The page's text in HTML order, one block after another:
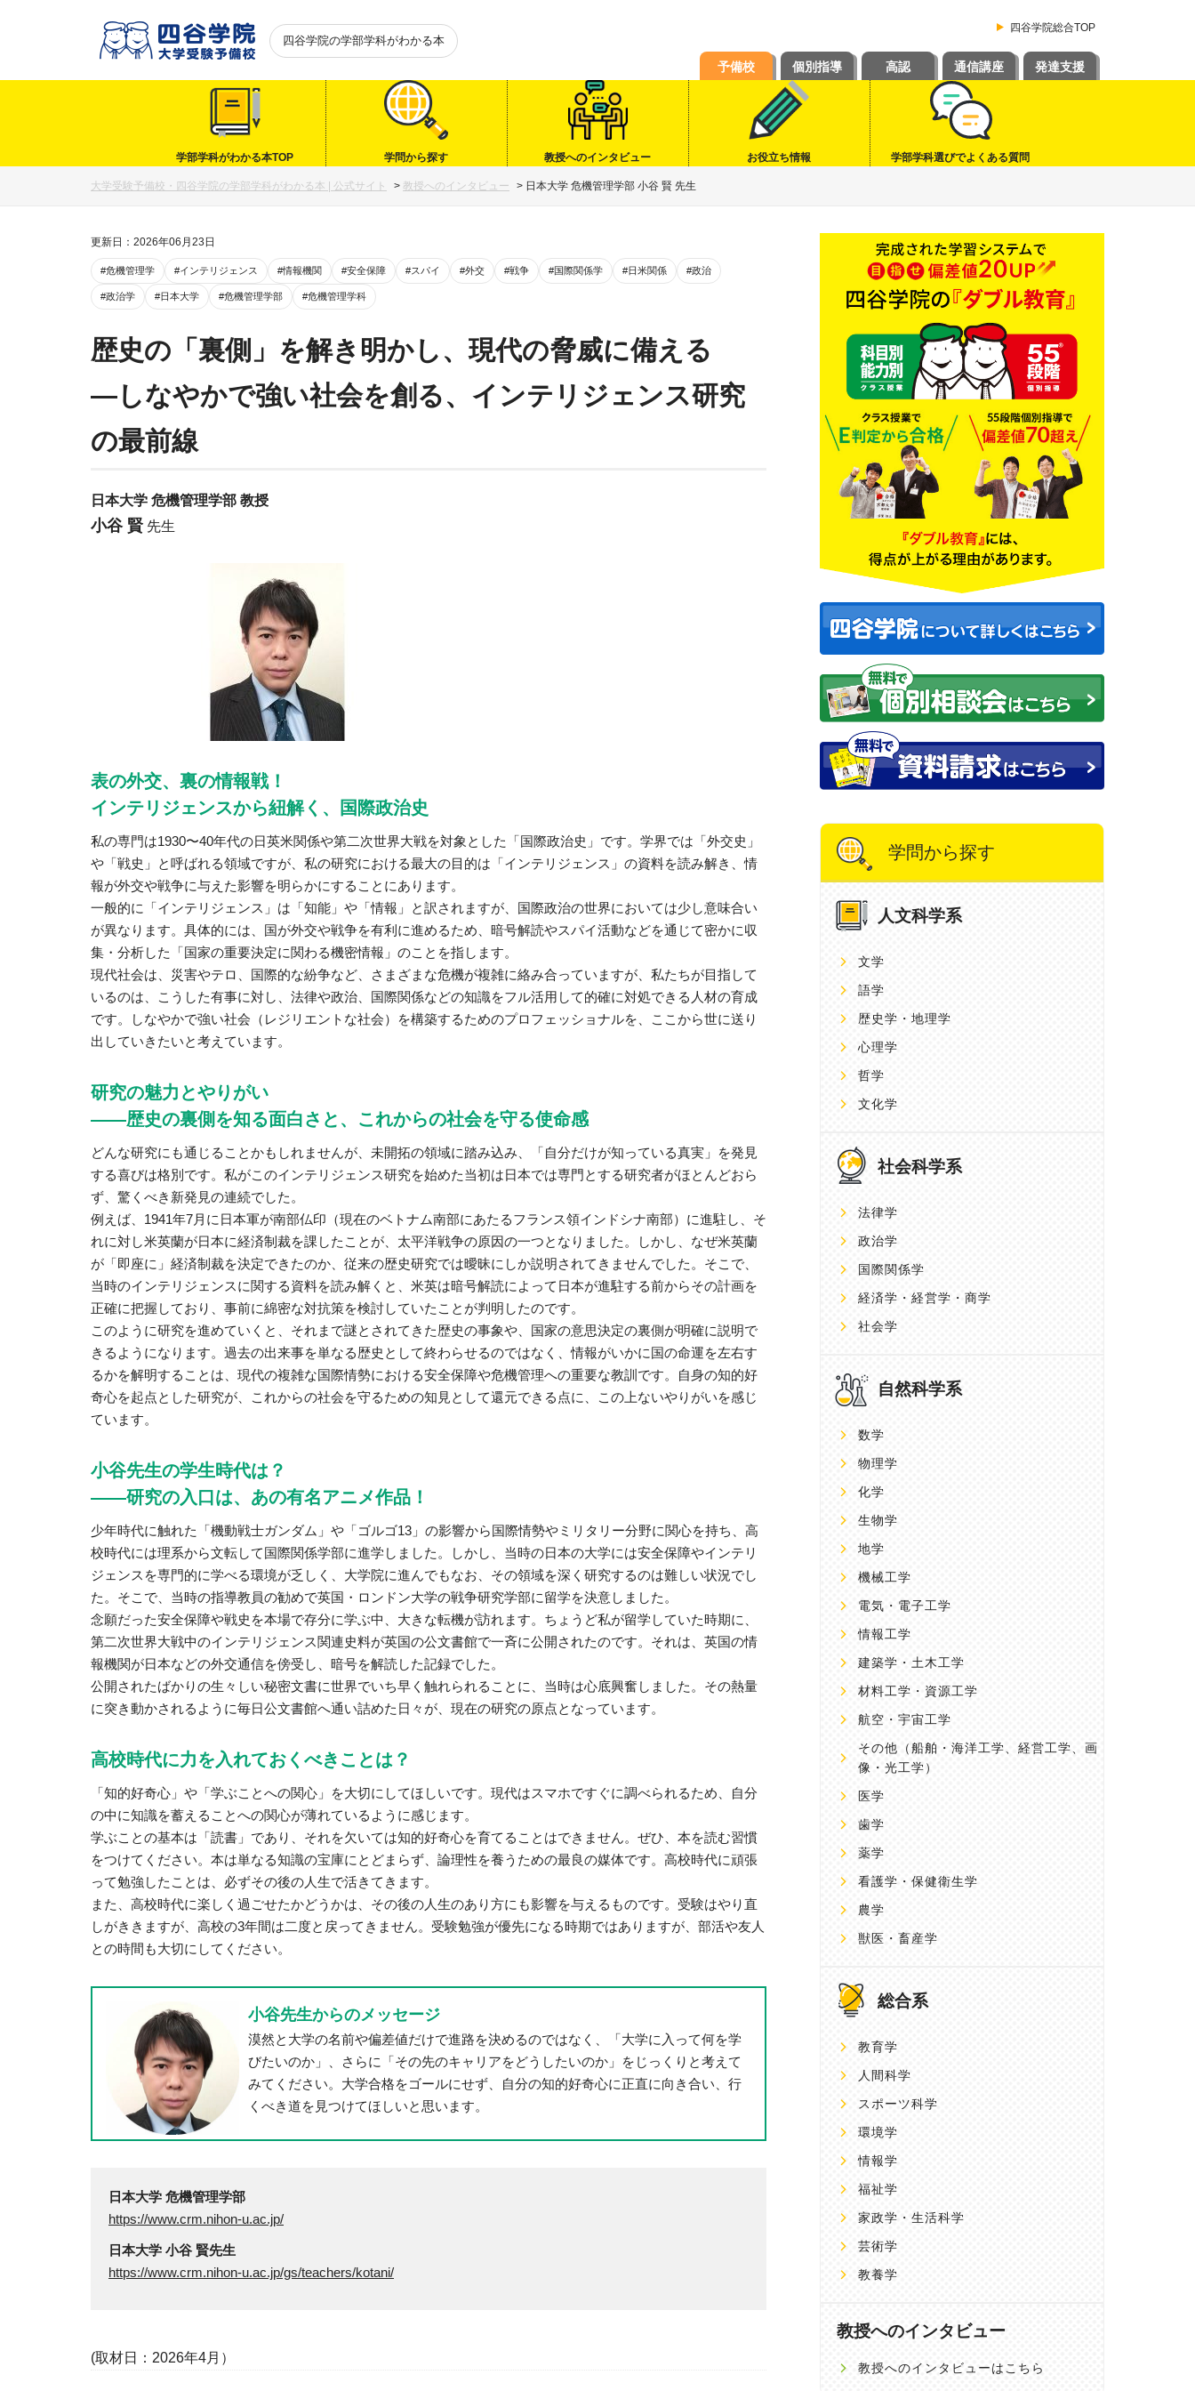
四谷学院の学部学科がわかる本
四谷学院総合TOP
予備校 個別指導 高認 通信講座 発達支援
学部学科がわかる本TOP 学問から探す 教授へのインタビュー お役立ち情報 学部学科選びでよくある質問
大学受験予備校・四谷学院の学部学科がわかる本 | 公式サイト > 教授へのインタビュー > 日本大学 危機管理学部 小谷 賢 先生
更新日：2026年06月23日
#危機管理学 #インテリジェンス #情報機関 #安全保障 #スパイ #外交 #戦争 #国際関係学 #日米関係 #政治
#政治学 #日本大学 #危機管理学部 #危機管理学科
歴史の「裏側」を解き明かし、現代の脅威に備える
―しなやかで強い社会を創る、インテリジェンス研究
の最前線
日本大学 危機管理学部 教授
小谷 賢 先生
表の外交、裏の情報戦！
インテリジェンスから紐解く、国際政治史
私の専門は1930〜40年代の日英米関係や第二次世界大戦を対象とした「国際政治史」です。学界では「外交史」
や「戦史」と呼ばれる領域ですが、私の研究における最大の目的は「インテリジェンス」の資料を読み解き、情
報が外交や戦争に与えた影響を明らかにすることにあります。
一般的に「インテリジェンス」は「知能」や「情報」と訳されますが、国際政治の世界においては少し意味合い
が異なります。具体的には、国が外交や戦争を有利に進めるため、暗号解読やスパイ活動などを通じて密かに収
集・分析した「国家の重要決定に関わる機密情報」のことを指します。
現代社会は、災害やテロ、国際的な紛争など、さまざまな危機が複雑に絡み合っていますが、私たちが目指して
いるのは、こうした有事に対し、法律や政治、国際関係などの知識をフル活用して的確に対処できる人材の育成
です。しなやかで強い社会（レジリエントな社会）を構築するためのプロフェッショナルを、ここから世に送り
出していきたいと考えています。
研究の魅力とやりがい
――歴史の裏側を知る面白さと、これからの社会を守る使命感
どんな研究にも通じることかもしれませんが、未開拓の領域に踏み込み、「自分だけが知っている真実」を発見
する喜びは格別です。私がこのインテリジェンス研究を始めた当初は日本では専門とする研究者がほとんどおら
ず、驚くべき新発見の連続でした。
例えば、1941年7月に日本軍が南部仏印（現在のベトナム南部にあたるフランス領インドシナ南部）に進駐し、そ
れに対し米英蘭が日本に経済制裁を課したことが、太平洋戦争の原因の一つとなりました。しかし、なぜ米英蘭
が「即座に」経済制裁を決定できたのか、従来の歴史研究では曖昧にしか説明されてきませんでした。そこで、
当時のインテリジェンスに関する資料を読み解くと、米英は暗号解読によって日本が進駐する前からその計画を
正確に把握しており、事前に綿密な対抗策を検討していたことが判明したのです。
このように研究を進めていくと、それまで謎とされてきた歴史の事象や、国家の意思決定の裏側が明確に説明で
きるようになります。過去の出来事を単なる歴史として終わらせるのではなく、情報がいかに国の命運を左右す
るかを解明することは、現代の複雑な国際情勢における安全保障や危機管理への重要な教訓です。自身の知的好
奇心を起点とした研究が、これからの社会を守るための知見として還元できる点に、この上ないやりがいを感じ
ています。
小谷先生の学生時代は？
――研究の入口は、あの有名アニメ作品！
少年時代に触れた「機動戦士ガンダム」や「ゴルゴ13」の影響から国際情勢やミリタリー分野に関心を持ち、高
校時代には理系から文転して国際関係学部に進学しました。しかし、当時の日本の大学には安全保障やインテリ
ジェンスを専門的に学べる環境が乏しく、大学院に進んでもなお、その領域を深く研究するのは難しい状況でし
た。そこで、当時の指導教員の勧めで英国・ロンドン大学の戦争研究学部に留学を決意しました。
念願だった安全保障や戦史を本場で存分に学ぶ中、大きな転機が訪れます。ちょうど私が留学していた時期に、
第二次世界大戦中のインテリジェンス関連史料が英国の公文書館で一斉に公開されたのです。それは、英国の情
報機関が日本などの外交通信を傍受し、暗号を解読した記録でした。
公開されたばかりの生々しい秘密文書に世界でいち早く触れられることに、当時は心底興奮しました。その熱量
に突き動かされるように毎日公文書館へ通い詰めた日々が、現在の研究の原点となっています。
高校時代に力を入れておくべきことは？
「知的好奇心」や「学ぶことへの関心」を大切にしてほしいです。現代はスマホですぐに調べられるため、自分
の中に知識を蓄えることへの関心が薄れているように感じます。
学ぶことの基本は「読書」であり、それを欠いては知的好奇心を育てることはできません。ぜひ、本を読む習慣
をつけてください。本は単なる知識の宝庫にとどまらず、論理性を養うための最良の媒体です。高校時代に頑張
って勉強したことは、必ずその後の人生で活きてきます。
また、高校時代に楽しく過ごせたかどうかは、その後の人生のあり方にも影響を与えるものです。受験はやり直
しがききますが、高校の3年間は二度と戻ってきません。受験勉強が優先になる時期ではありますが、部活や友人
との時間も大切にしてください。
小谷先生からのメッセージ
漠然と大学の名前や偏差値だけで進路を決めるのではなく、「大学に入って何を学
びたいのか」、さらに「その先のキャリアをどうしたいのか」をじっくりと考えて
みてください。大学合格をゴールにせず、自分の知的好奇心に正直に向き合い、行
くべき道を見つけてほしいと思います。
日本大学 危機管理学部
https://www.crm.nihon-u.ac.jp/
日本大学 小谷 賢先生
https://www.crm.nihon-u.ac.jp/gs/teachers/kotani/
(取材日：2026年4月）
学問から探す
人文科学系
文学
語学
歴史学・地理学
心理学
哲学
文化学
社会科学系
法律学
政治学
国際関係学
経済学・経営学・商学
社会学
自然科学系
数学
物理学
化学
生物学
地学
機械工学
電気・電子工学
情報工学
建築学・土木工学
材料工学・資源工学
航空・宇宙工学
その他 （船舶・海洋工学、経営工学、画
像・光工学）
医学
歯学
薬学
看護学・保健衛生学
農学
獣医・畜産学
総合系
教育学
人間科学
スポーツ科学
環境学
情報学
福祉学
家政学・生活科学
芸術学
教養学
教授へのインタビュー
教授へのインタビューはこちら